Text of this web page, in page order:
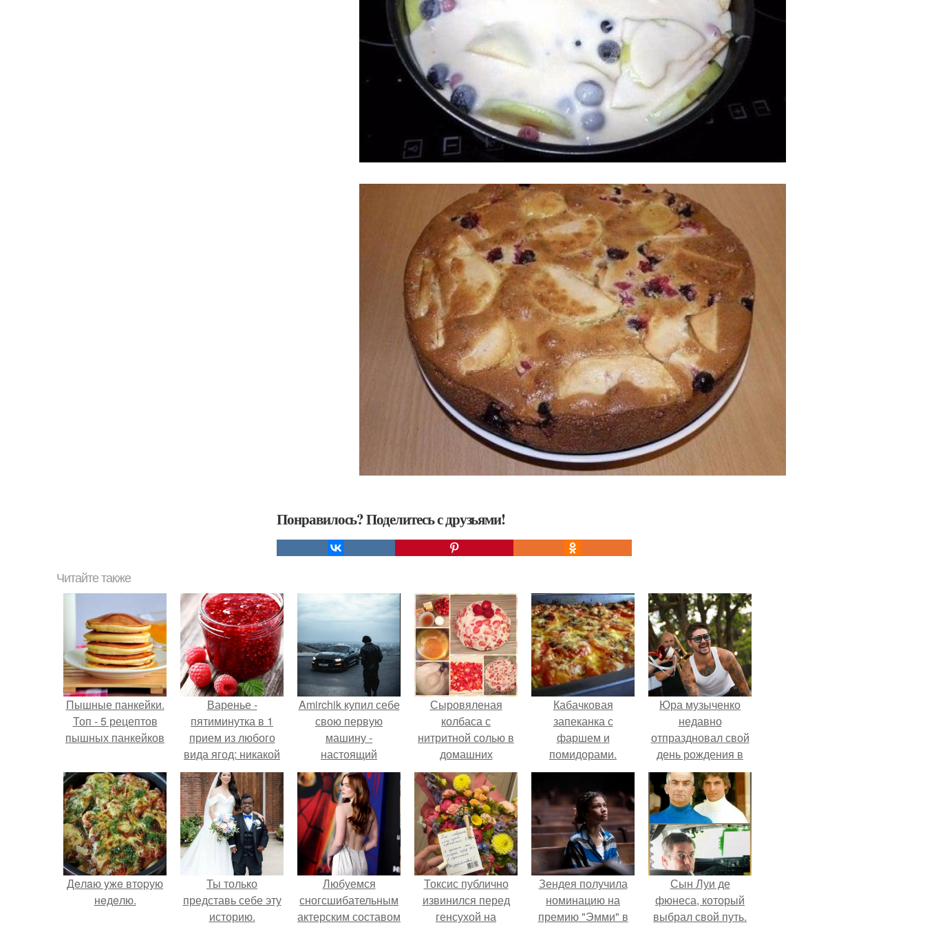
Понравилось? Поделитесь с друзьями!
Читайте также
Пышные панкейки.
Топ - 5 рецептов
пышных панкейков
Варенье -
пятиминутка в 1
прием из любого
вида ягод: никакой
длительной варки,
все витамины на
месте!
Amirchik купил себе
свою первую
машину -
настоящий
автомобиль мечты
для многих
автолюбителей.
Сыровяленая
колбаса с
нитритной солью в
домашних
условиях. Мы
готовим сами:
сыровяленая
домашняя колбаса.
Кабачковая
запеканка с
фаршем и
помидорами.
Юра музыченко
недавно
отпраздновал свой
день рождения в
кругу самых
близких и родных
людей.
Дeлaю yжe втopую
нeдeлю.
Ты только
представь себе эту
историю.
Любуемся
сногсшибательным
актерским составом
Токсис публично
извинился перед
генсухой на
Зендея получила
номинацию на
премию "Эмми" в
Сын Луи де
фюнеса, который
выбрал свой путь.